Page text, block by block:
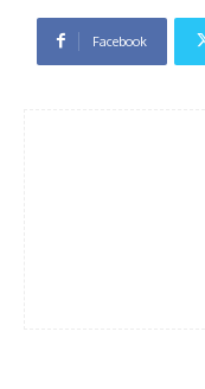
Facebook